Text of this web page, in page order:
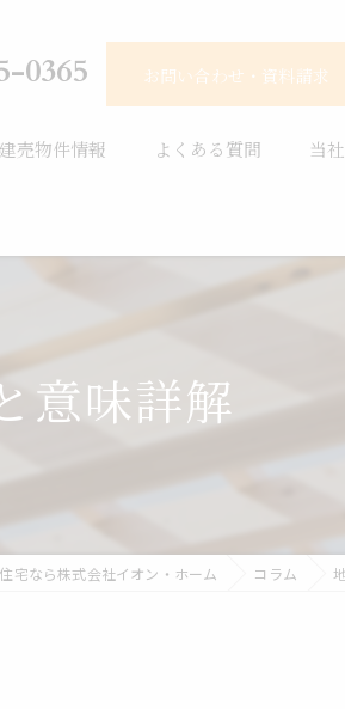
0365 お問い合わせ・資料請求
売物件情報 よくある質問 当
省エ
意味詳解
宅なら株式会社イオン・ホーム コラム